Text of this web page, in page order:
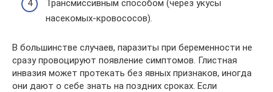
Трансмиссивным способом (через укусы
насекомых-кровососов).
В большинстве случаев, паразиты при беременности не
сразу провоцируют появление симптомов. Глистная
инвазия может протекать без явных признаков, иногда
они дают о себе знать на поздних сроках. Если